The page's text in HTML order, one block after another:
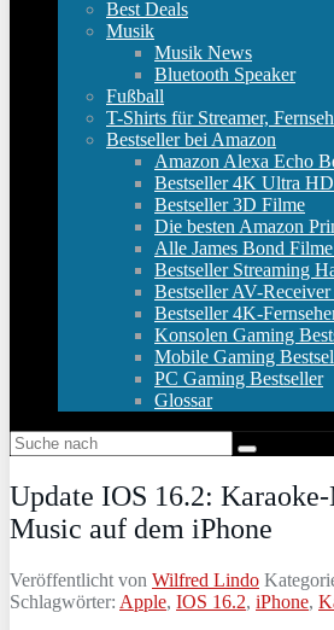
Best Deals
Musik
Musik News
Bluetooth Speaker
Fußball
T-Shirts für Streamer,
Bestseller bei Amazon
Amazon Alexa Echo
Bestseller 4K Ultra
Bestseller 3D Filme
Die besten Amazon
Alle James Bond
Bestseller Streaming
Bestseller AV-
Bestseller 4K-
Konsolen Gaming
Mobile Gaming
PC Gaming Bestseller
Glossar
Update IOS 16.2:
Music auf dem iPhone
Veröffentlicht von Wilfred Lindo
Schlagwörter: Apple, IOS 16.2, iPhone,